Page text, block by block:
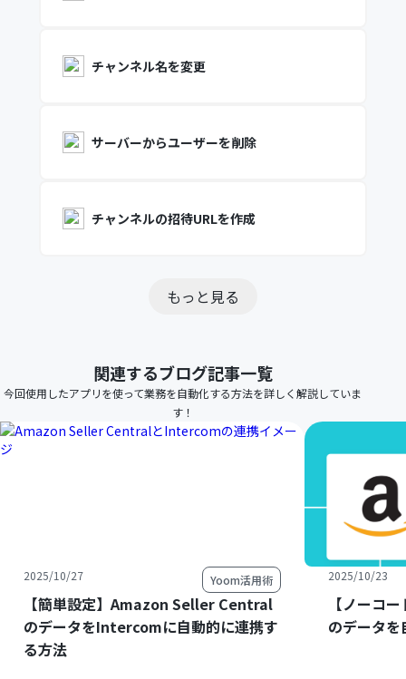
チャンネル名を変更
サーバーからユーザーを削除
チャンネルの招待URLを作成
もっと見る
関連するブログ記事一覧
今回使用したアプリを使って業務を自動化する方法を詳しく解説していま
す！
2025/10/27 Yoom活用術
【簡単設定】Amazon Seller Central
のデータをIntercomに自動的に連携す
る方法
2025/10/23
【ノーコ
のデータ